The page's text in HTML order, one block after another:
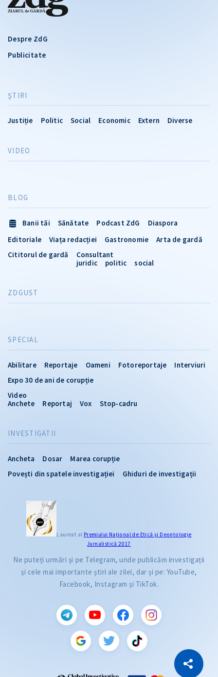
Copiază Link
Despre ZdG
Publicitate
ŞTIRI
Justiție Politic Social Economic Extern Diverse
INVESTIGATII
Ancheta Dosar
Marea corupție
Povești din spatele investigației
Ghiduri de investigații
VIDEO
SPECIAL
Abilitare Reportaje Oameni Fotoreportaje
Interviuri
Expo 30 de ani de corupție
Video
Anchete
Reportaj Vox Stop-cadru
BLOG
Banii tăi Sănătate Podcast ZdG
Diaspora
Editoriale
Viața redacției Gastronomie
Arta de gardă
Cititorul de gardă
Consultant
juridic
politic social
ZDGUST
Laureat al Premiului Naţional de Etică și Deontologie
Jurnalistică 2017
Ne puteți urmări și pe Telegram, unde publicăm investigații
și cele mai importante știri ale zilei, dar și pe: YouTube,
Facebook, Instagram și TikTok.